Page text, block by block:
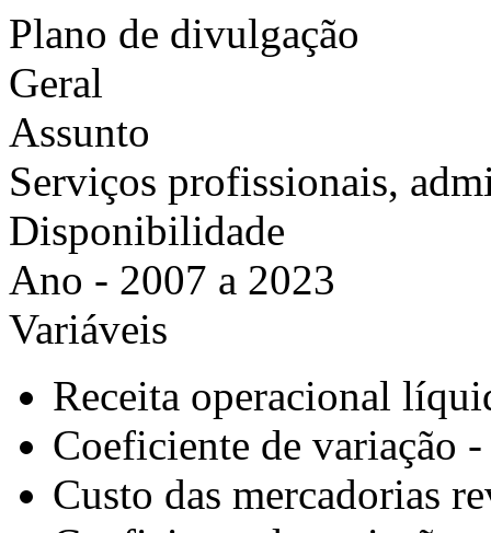
Plano de divulgação
Geral
Assunto
Serviços profissionais,
Disponibilidade
Ano - 2007 a 2023
Variáveis
Receita operacional
Coeficiente de variação
Custo das mercadorias